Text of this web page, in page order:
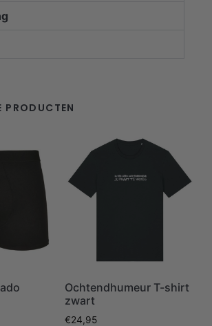
PRODUCTEN
Ochtendhumeur T-shirt
zwart
€24,95